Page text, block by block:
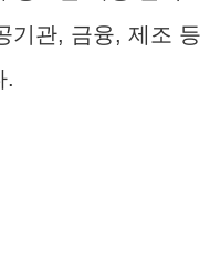
기관, 금융, 제조 등
.